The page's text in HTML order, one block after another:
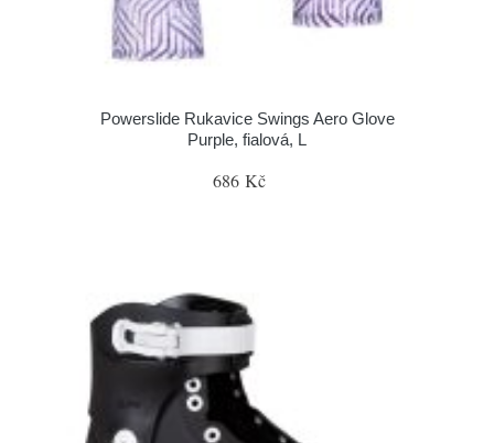
Powerslide Rukavice Swings Aero Glove
Purple, fialová, L
686 Kč